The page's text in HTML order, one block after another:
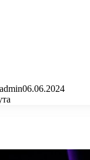
admin06.06.2024